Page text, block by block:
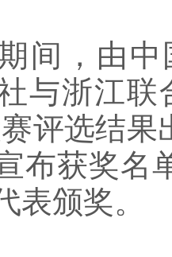
，由中
与浙江联
评选结
布获奖名
表颁奖。